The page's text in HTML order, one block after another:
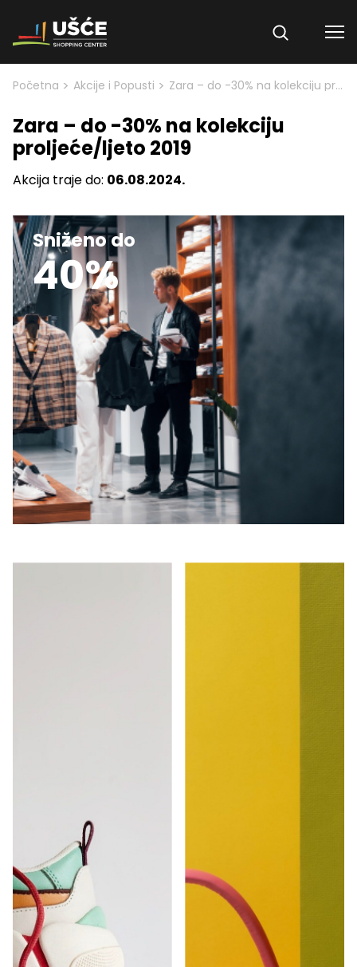
Skip to content
Početna > Akcije i Popusti > Zara – do -30% na kolekciju proljeće/ljeto 2019
Zara – do -30% na kolekciju
proljeće/ljeto 2019
Akcija traje do: 06.08.2024.
Sniženo do
40%